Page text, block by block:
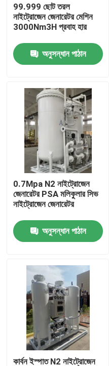
পণ্য
ভিডিও
আমাদের সম্পর্কে
কারখানা ভ্রমণ
মান নিয়ন্ত্রণ
আমাদের সাথে যোগাযোগ করুন
উদ্ধৃতির জন্য আবেদন
N2 নাইট্রোজেন জেনারেটর
পিএসএ নাইট্রোজেন জেনারেটর
99.999 ছোট তরল
নাইট্রোজেন জেনারেটর মেশিন
3000Nm3H প্রবাহ হার
অনুসন্ধান পাঠান
0.7Mpa N2 নাইট্রোজেন
জেনারেটর PSA মলিকুলার সিভ
নাইট্রোজেন জেনারেটর
অনুসন্ধান পাঠান
কার্বন ইস্পাত N2 নাইট্রোজেন